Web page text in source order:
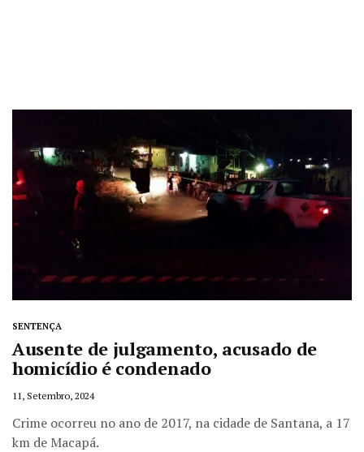
SENTENÇA
Ausente de julgamento, acusado de
homicídio é condenado
11, Setembro, 2024
Crime ocorreu no ano de 2017, na cidade de Santana, a 17
km de Macapá.